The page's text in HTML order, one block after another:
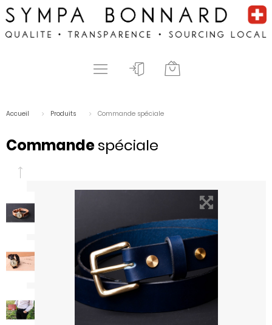
Accueil Produits Commande spéciale
Commandespéciale